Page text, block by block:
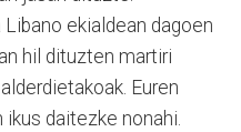
ekialdean dagoen
hil dituzten martiri
Euren
daitezke nonahi.